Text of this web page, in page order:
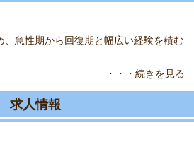
、急性期から回復期と幅広い経験を積む
ため、働くママさん看護師も安心して
・・・続きを見る
求人情報